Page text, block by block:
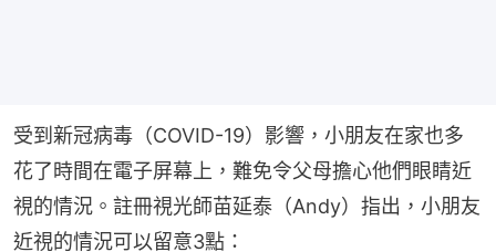
受到新冠病毒（COVID-19）影響，小朋友在家也多
花了時間在電子屏幕上，難免令父母擔心他們眼睛近
視的情況。註冊視光師苗延泰（Andy）指出，小朋友
近視的情況可以留意3點：